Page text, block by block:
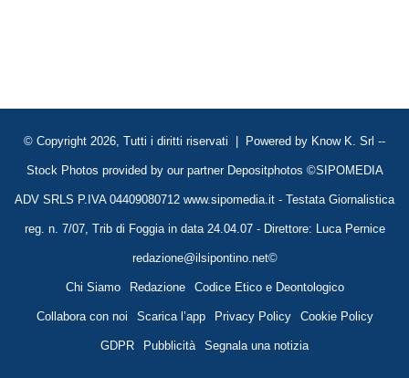
© Copyright 2026, Tutti i diritti riservati | Powered by Know K. Srl --
Stock Photos provided by our partner Depositphotos ©SIPOMEDIA
ADV SRLS P.IVA 04409080712 www.sipomedia.it - Testata Giornalistica
reg. n. 7/07, Trib di Foggia in data 24.04.07 - Direttore: Luca Pernice
redazione@ilsipontino.net©
Chi Siamo Redazione Codice Etico e Deontologico
Collabora con noi Scarica l’app Privacy Policy Cookie Policy
GDPR Pubblicità Segnala una notizia